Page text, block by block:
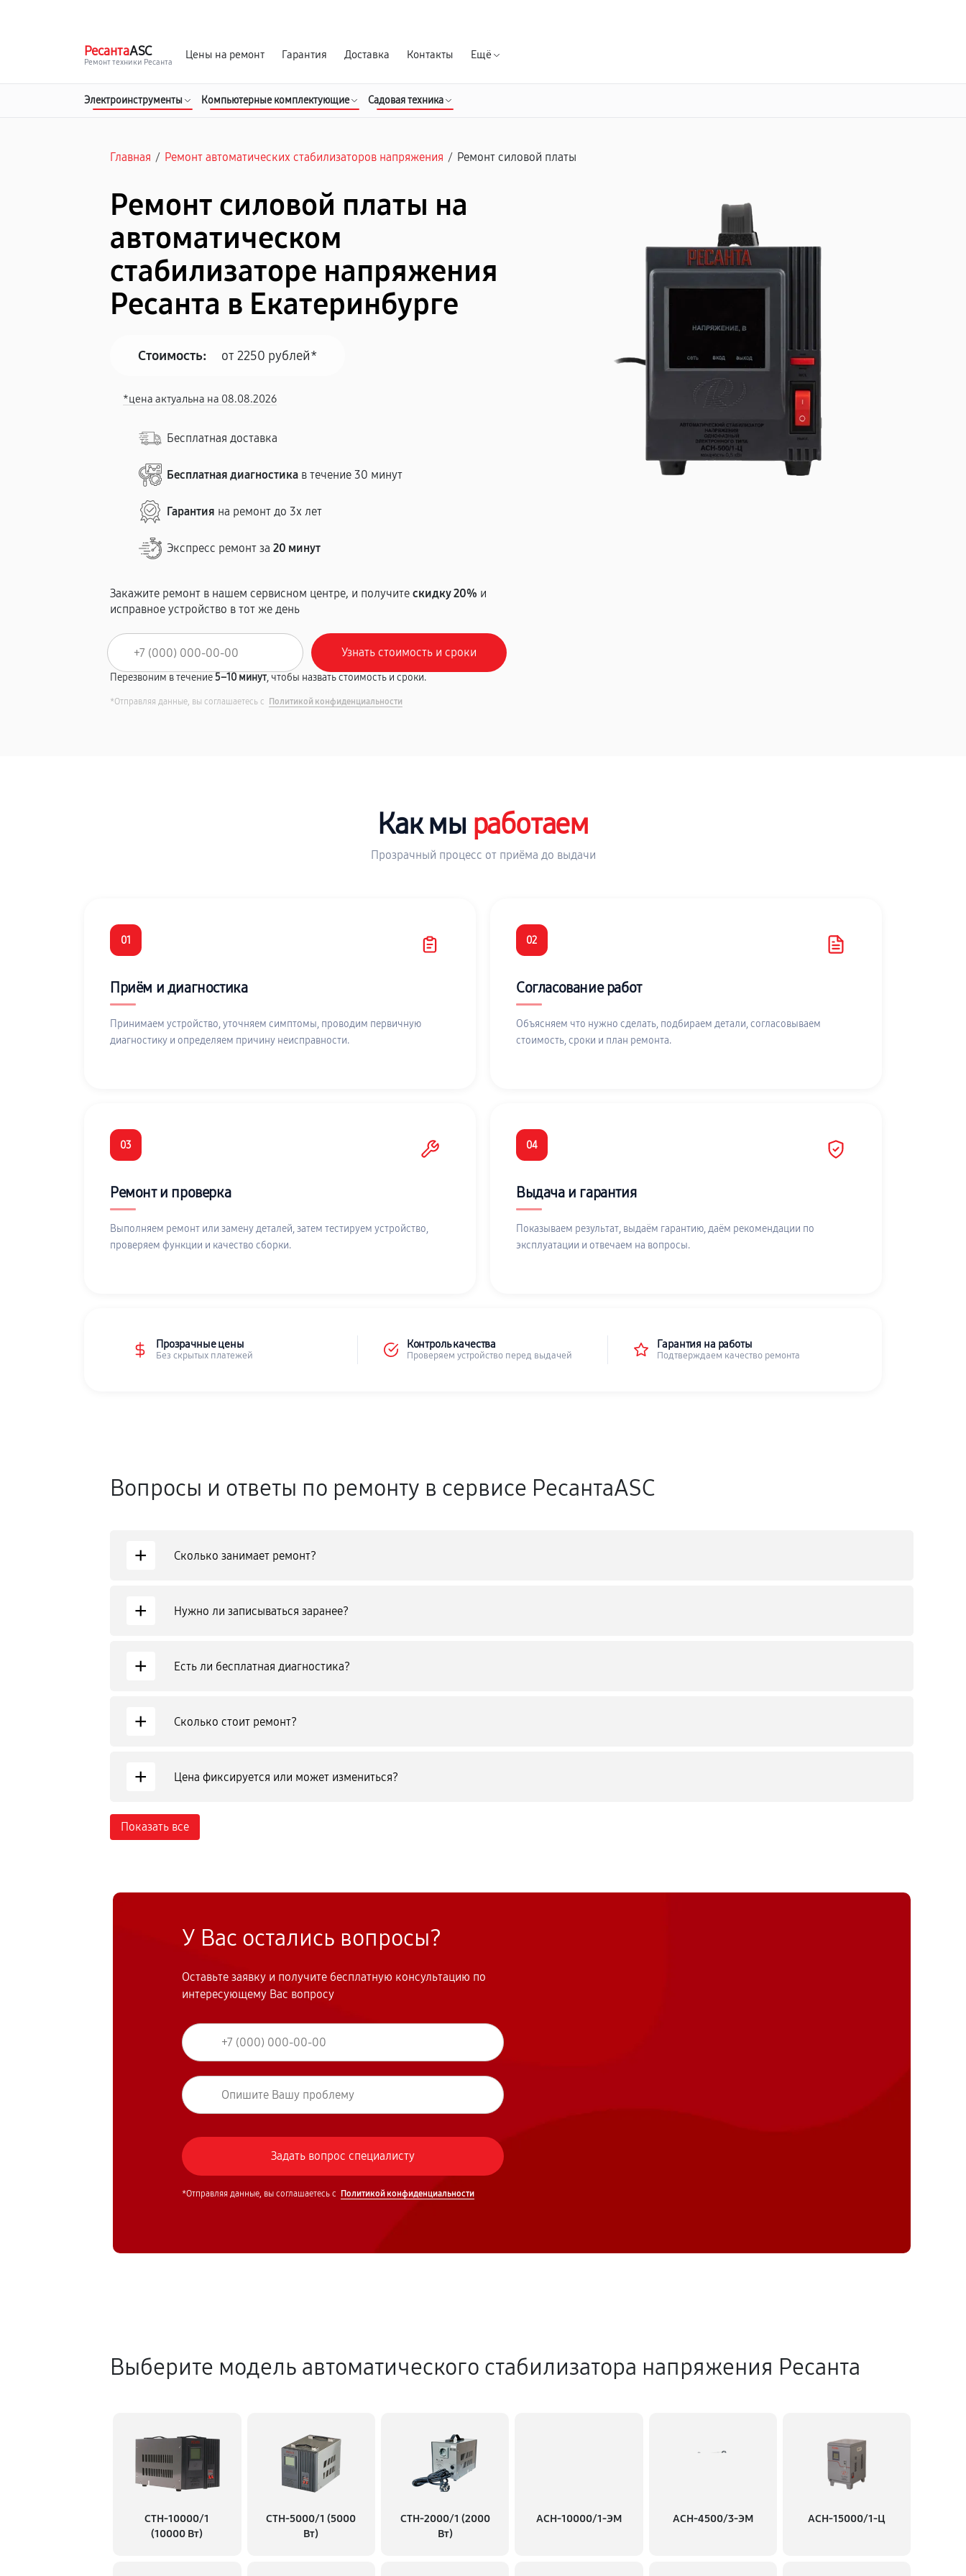
РесантаASC
Ремонт техники Ресанта
Цены на ремонт Гарантия Доставка Контакты Ещё
Электроинструменты Компьютерные комплектующие Садовая техника
Главная / Ремонт автоматических стабилизаторов напряжения / Ремонт силовой платы
Ремонт силовой платы на
автоматическом
стабилизаторе напряжения
Ресанта в Екатеринбурге
Стоимость: от 2250 рублей*
*цена актуальна на 08.08.2026
Бесплатная доставка
Бесплатная диагностика в течение 30 минут
Гарантия на ремонт до 3х лет
Экспресс ремонт за20 минут
Закажите ремонт в нашем сервисном центре, и получитескидку 20% и
исправное устройство в тот же день
Перезвоним в течение5–10 минут, чтобы назвать стоимость и сроки.
*Отправляя данные, вы соглашаетесь с Политикой конфиденциальности
Как мы работаем
Прозрачный процесс от приёма до выдачи
01
Приём и диагностика
Принимаем устройство, уточняем симптомы, проводим первичную
диагностику и определяем причину неисправности.
02
Согласование работ
Объясняем что нужно сделать, подбираем детали, согласовываем
стоимость, сроки и план ремонта.
03
Ремонт и проверка
Выполняем ремонт или замену деталей, затем тестируем устройство,
проверяем функции и качество сборки.
04
Выдача и гарантия
Показываем результат, выдаём гарантию, даём рекомендации по
эксплуатации и отвечаем на вопросы.
Прозрачные цены
Без скрытых платежей
Контроль качества
Проверяем устройство перед выдачей
Гарантия на работы
Подтверждаем качество ремонта
Вопросы и ответы по ремонту в сервисе РесантаASC
+ Сколько занимает ремонт?
+ Нужно ли записываться заранее?
+ Есть ли бесплатная диагностика?
+ Сколько стоит ремонт?
+ Цена фиксируется или может измениться?
Показать все
У Вас остались вопросы?
Оставьте заявку и получите бесплатную консультацию по
интересующему Вас вопросу
*Отправляя данные, вы соглашаетесь с Политикой конфиденциальности
Выберите модель автоматического стабилизатора напряжения Ресанта
СТН-10000/1
(10000 Вт)
СТН-5000/1 (5000
Вт)
СТН-2000/1 (2000
Вт)
АСН-10000/1-ЭМ АСН-4500/3-ЭМ АСН-15000/1-Ц